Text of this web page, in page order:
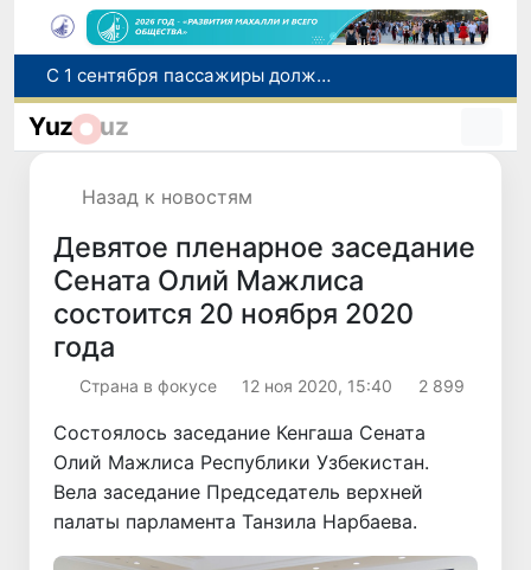
В Сурхандарье пресечена деятельность подпольной группы, планировавшей теракты и выезд в Сирию
В Узбекистане упростят открытие бизнеса и расширят возможности выбора фамилии для ребенка
Yuz uz
Назад к новостям
Девятое пленарное заседание
Сената Олий Мажлиса
состоится 20 ноября 2020
года
Страна в фокусе 12 ноя 2020, 15:40 2 899
Состоялось заседание Кенгаша Сената
Олий Мажлиса Республики Узбекистан.
Вела заседание Председатель верхней
палаты парламента Танзила Нарбаева.